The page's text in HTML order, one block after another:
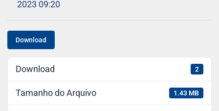
2023 09:20
Download
Download 2
Tamanho do Arquivo 1.43 MB